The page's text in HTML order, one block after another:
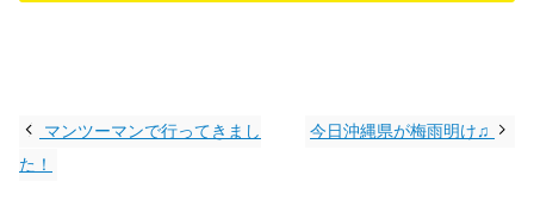
マンツーマンで行ってきまし
た！
今日沖縄県が梅雨明け♫